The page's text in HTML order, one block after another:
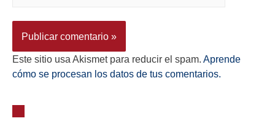
Este sitio usa Akismet para reducir el spam. Aprende
cómo se procesan los datos de tus comentarios.